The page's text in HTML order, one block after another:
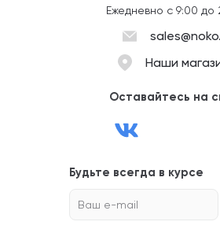
Ежедневно с 9:00 до
Наши
Оставайтесь на
Будьте всегда в курсе
Ваш e-mail